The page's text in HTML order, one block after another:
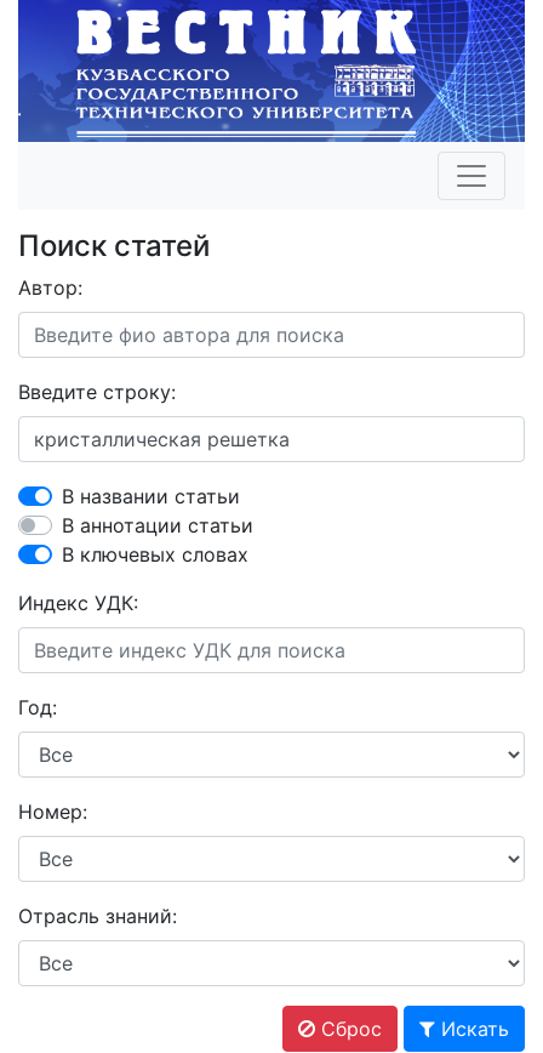
Поиск статей
Автор:
Введите строку:
В названии статьи
В аннотации статьи
В ключевых словах
Индекс УДК:
Год:
Номер:
Отрасль знаний:
Сброс Искать